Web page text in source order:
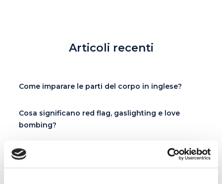
Articoli recenti
Come imparare le parti del corpo in inglese?
Cosa significano red flag, gaslighting e love
bombing?
I migliori 10 libri in inglese facili da leggere